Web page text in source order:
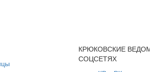
КРЮКОВСКИЕ
СОЦСЕТЯХ